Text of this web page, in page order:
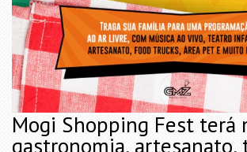
Mogi Shopping Fest terá
gastronomia, artesanato,